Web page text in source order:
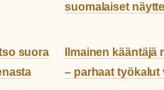
suomalaiset
suora
Ilmainen
– parhaat työkalut